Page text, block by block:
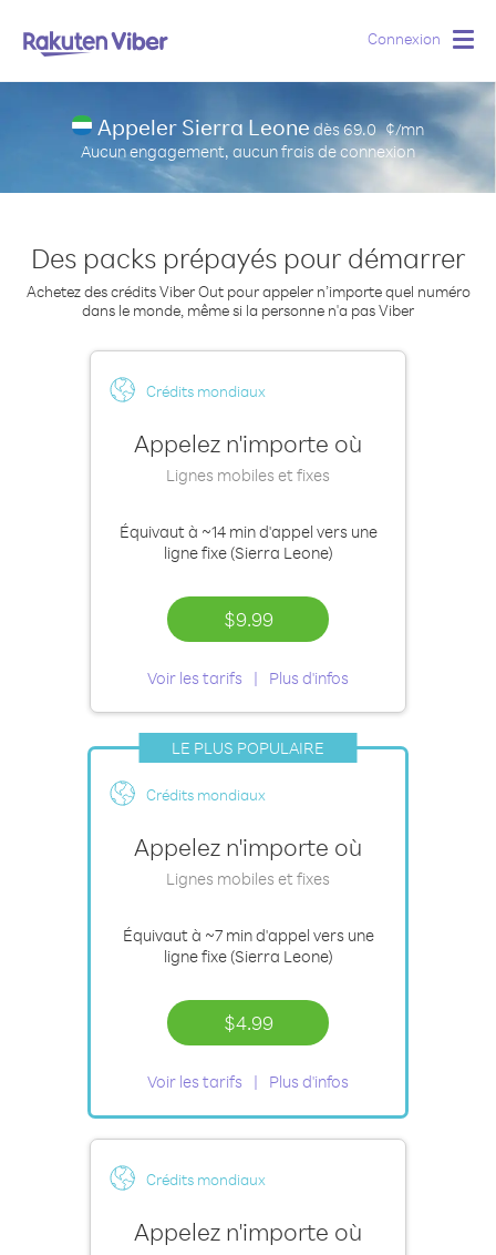
Connexion
Appeler Sierra Leonedès69.0 ¢/mn
Aucun engagement, aucun frais de connexion
Des packs prépayés pour démarrer
Achetez des crédits Viber Out pour appeler n’importe quel numéro
dans le monde, même si la personne n'a pas Viber
Crédits mondiaux
Appelez n'importe où
Lignes mobiles et fixes
Équivaut à ~14 mind'appel vers une
ligne fixe (Sierra Leone)
$9.99
Voir les tarifs Plus d'infos
LE PLUS POPULAIRE
Crédits mondiaux
Appelez n'importe où
Lignes mobiles et fixes
Équivaut à ~7 mind'appel vers une
ligne fixe (Sierra Leone)
$4.99
Voir les tarifs Plus d'infos
Crédits mondiaux
Appelez n'importe où